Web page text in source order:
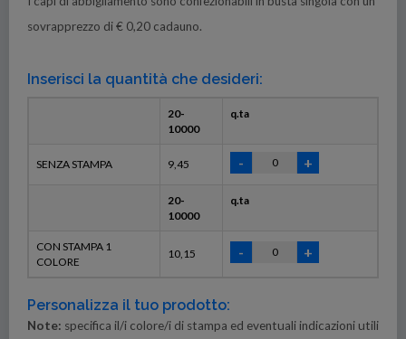
sovrapprezzo di € 0,20 cadauno.
Inserisci la quantità che desideri:
20-
10000
q.ta
SENZA STAMPA 9,45
20-
10000
q.ta
CON STAMPA 1
COLORE
10,15
Personalizza il tuo prodotto:
Note: specifica il/i colore/i di stampa ed eventuali indicazioni utili